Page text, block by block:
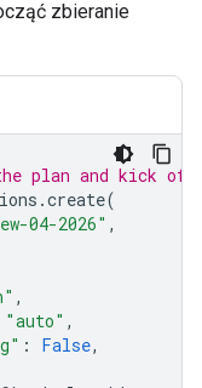
zbieranie
plan and kick off
.create(
04-2026" ,
,
"auto" ,
: False,